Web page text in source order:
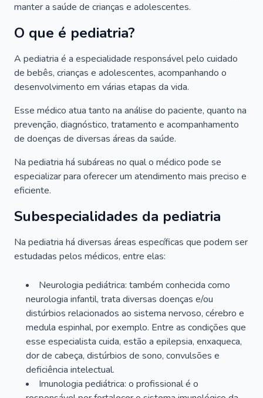
manter a saúde de crianças e adolescentes.
O que é pediatria?
A pediatria é a especialidade responsável pelo cuidado
de bebês, crianças e adolescentes, acompanhando o
desenvolvimento em várias etapas da vida.
Esse médico atua tanto na análise do paciente, quanto na
prevenção, diagnóstico, tratamento e acompanhamento
de doenças de diversas áreas da saúde.
Na pediatria há subáreas no qual o médico pode se
especializar para oferecer um atendimento mais preciso e
eficiente.
Subespecialidades da pediatria
Na pediatria há diversas áreas específicas que podem ser
estudadas pelos médicos, entre elas:
Neurologia pediátrica: também conhecida como
neurologia infantil, trata diversas doenças e/ou
distúrbios relacionados ao sistema nervoso, cérebro e
medula espinhal, por exemplo. Entre as condições que
esse especialista cuida, estão a epilepsia, enxaqueca,
dor de cabeça, distúrbios de sono, convulsões e
deficiência intelectual.
Imunologia pediátrica: o profissional é o